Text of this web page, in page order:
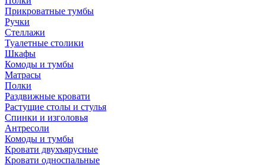
Прикроватные тумбы
Ручки
Стеллажи
Туалетные столики
Шкафы
Комоды и тумбы
Матрасы
Полки
Раздвижные кровати
Растущие столы и стулья
Спинки и изголовья
Антресоли
Комоды и тумбы
Кровати двухъярусные
Кровати односпальные